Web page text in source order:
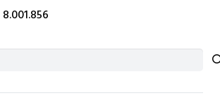
8.001.856